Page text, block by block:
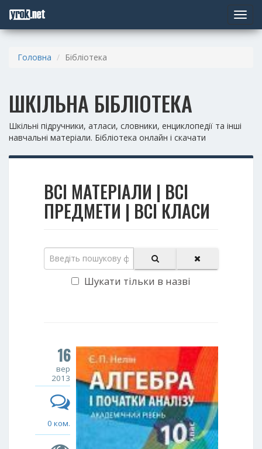
Toggle
Головна Бібліотека
ШКІЛЬНА БІБЛІОТЕКА
Шкільні підручники, атласи, словники, енциклопедії та інші
навчальні матеріали. Бібліотека онлайн і скачати
ВСІ МАТЕРІАЛИ | ВСІ
ПРЕДМЕТИ | ВСІ КЛАСИ
Шукати тільки в назві
16
вер
2013
0 ком.